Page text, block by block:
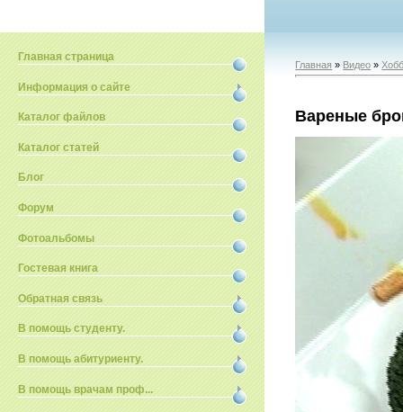
Главная страница
Информация о сайте
Каталог файлов
Каталог статей
Блог
Форум
Фотоальбомы
Гостевая книга
Обратная связь
В помощь студенту.
В помощь абитуриенту.
В помощь врачам проф...
Главная » Видео »
Вареные